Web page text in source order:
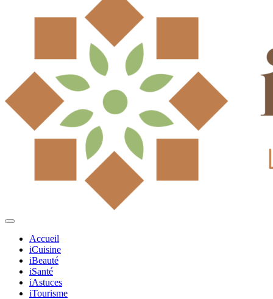
Accueil
iCuisine
iBeauté
iSanté
iAstuces
iTourisme